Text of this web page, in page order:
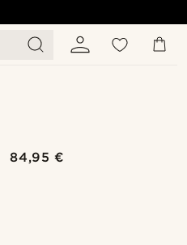
84,95 €